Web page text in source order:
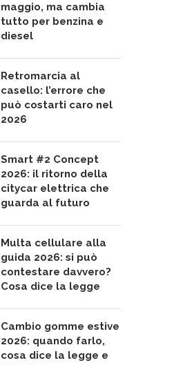
maggio, ma cambia
tutto per benzina e
diesel
Retromarcia al
casello: l’errore che
può costarti caro nel
2026
Smart #2 Concept
2026: il ritorno della
citycar elettrica che
guarda al futuro
Multa cellulare alla
guida 2026: si può
contestare davvero?
Cosa dice la legge
Cambio gomme estive
2026: quando farlo,
cosa dice la legge e